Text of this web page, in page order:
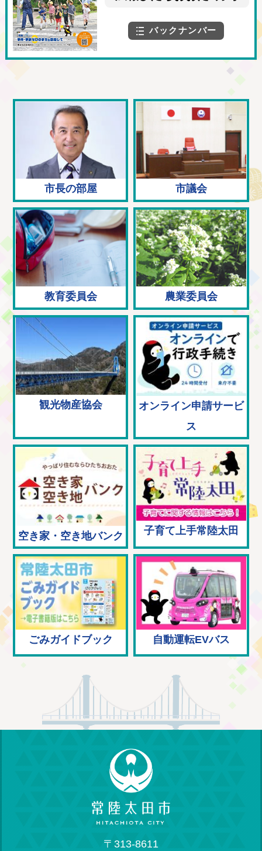
示について
バックナンバー
市長の部屋 市議会
教育委員会 農業委員会
観光物産協会
オンライン申請サービ
ス
空き家・空き地バンク 子育て上手常陸太田
ごみガイドブック 自動運転EVバス
〒313-8611